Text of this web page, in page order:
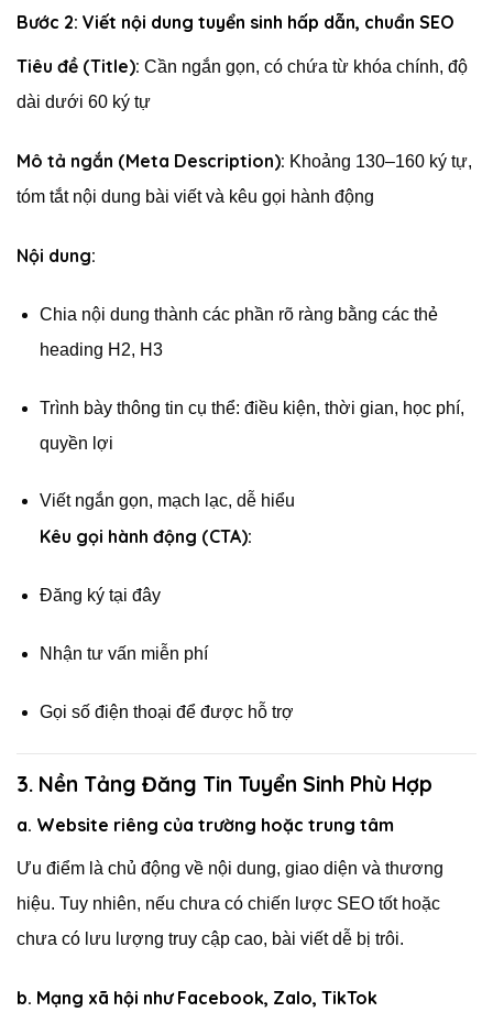
Bước 2: Viết nội dung tuyển sinh hấp dẫn, chuẩn SEO
Tiêu đề (Title): Cần ngắn gọn, có chứa từ khóa chính, độ
dài dưới 60 ký tự
Mô tả ngắn (Meta Description): Khoảng 130–160 ký tự,
tóm tắt nội dung bài viết và kêu gọi hành động
Nội dung:
Chia nội dung thành các phần rõ ràng bằng các thẻ
heading H2, H3
Trình bày thông tin cụ thể: điều kiện, thời gian, học phí,
quyền lợi
Viết ngắn gọn, mạch lạc, dễ hiểu
Kêu gọi hành động (CTA):
Đăng ký tại đây
Nhận tư vấn miễn phí
Gọi số điện thoại để được hỗ trợ
3. Nền Tảng Đăng Tin Tuyển Sinh Phù Hợp
a. Website riêng của trường hoặc trung tâm
Ưu điểm là chủ động về nội dung, giao diện và thương
hiệu. Tuy nhiên, nếu chưa có chiến lược SEO tốt hoặc
chưa có lưu lượng truy cập cao, bài viết dễ bị trôi.
b. Mạng xã hội như Facebook, Zalo, TikTok